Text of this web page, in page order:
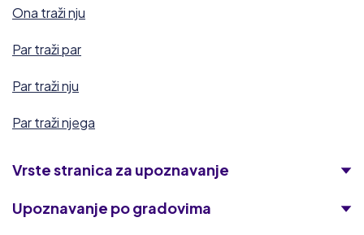
Ona traži nju
Par traži par
Par traži nju
Par traži njega
Vrste stranica za upoznavanje
Upoznavanje po gradovima